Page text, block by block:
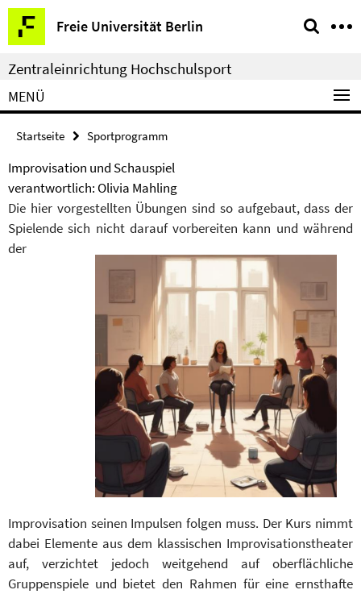
Springe
direkt
zu
Inhalt
Freie Universität Berlin
Service-
Navigation
Zentraleinrichtung Hochschulsport
MENÜ
Startseite Sportprogramm
Improvisation und Schauspiel
verantwortlich: Olivia Mahling
Die hier vorgestellten Übungen sind so aufgebaut, dass der
Spielende sich nicht darauf vorbereiten kann und während
der
Improvisation seinen Impulsen folgen muss. Der Kurs nimmt
dabei Elemente aus dem klassischen Improvisationstheater
auf, verzichtet jedoch weitgehend auf oberflächliche
Gruppenspiele und bietet den Rahmen für eine ernsthafte